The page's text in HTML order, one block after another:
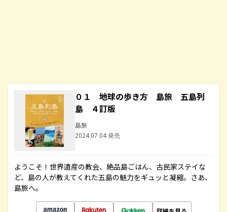
０１ 地球の歩き方 島旅 五島列
島 ４訂版
島旅
2024.07.04 発売
ようこそ！世界遺産の教会、絶品島ごはん、古民家ステイな
ど、島の人が教えてくれた五島の魅力をギュッと凝縮。さあ、
島旅へ。